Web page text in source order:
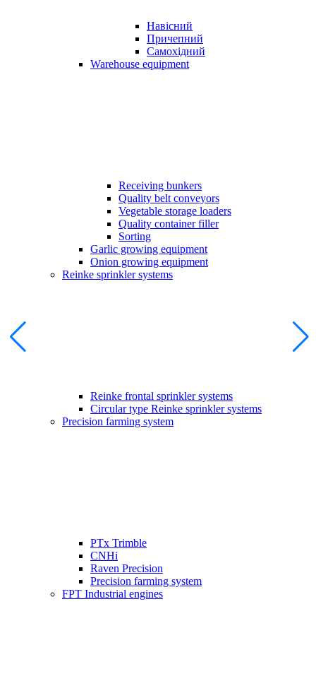
Навісний
Причепний
Самохідний
Warehouse equipment
Receiving bunkers
Quality belt conveyors
Vegetable storage loaders
Quality container filler
Sorting
Garlic growing equipment
Onion growing equipment
Reinke sprinkler systems
Reinke frontal sprinkler systems
Circular type Reinke sprinkler systems
Precision farming system
PTx Trimble
CNHi
Raven Precision
Precision farming system
FPT Industrial engines